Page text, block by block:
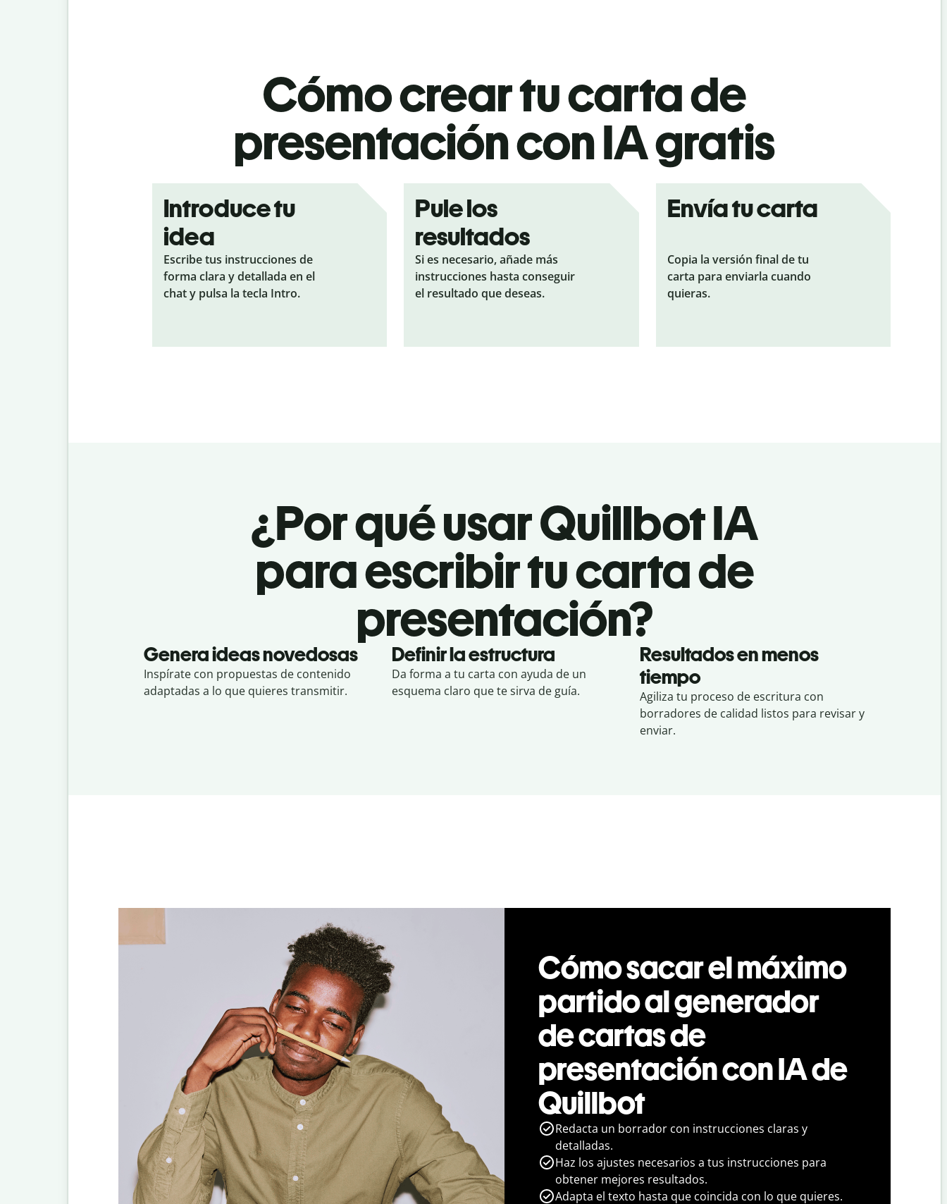
Cómo crear tu carta de
presentación con IA gratis
Introduce tu
idea
Escribe tus instrucciones de
forma clara y detallada en el
chat y pulsa la tecla Intro.
Pule los
resultados
Si es necesario, añade más
instrucciones hasta conseguir
el resultado que deseas.
Envía tu carta
Copia la versión final de tu
carta para enviarla cuando
quieras.
¿Por qué usar Quillbot IA
para escribir tu carta de
presentación?
Genera ideas novedosas
Inspírate con propuestas de contenido
adaptadas a lo que quieres transmitir.
Definir la estructura
Da forma a tu carta con ayuda de un
esquema claro que te sirva de guía.
Resultados en menos
tiempo
Agiliza tu proceso de escritura con
borradores de calidad listos para revisar y
enviar.
Cómo sacar el máximo
partido al generador
de cartas de
presentación con IA de
Quillbot
Redacta un borrador con instrucciones claras y
detalladas.
Haz los ajustes necesarios a tus instrucciones para
obtener mejores resultados.
Adapta el texto hasta que coincida con lo que quieres.